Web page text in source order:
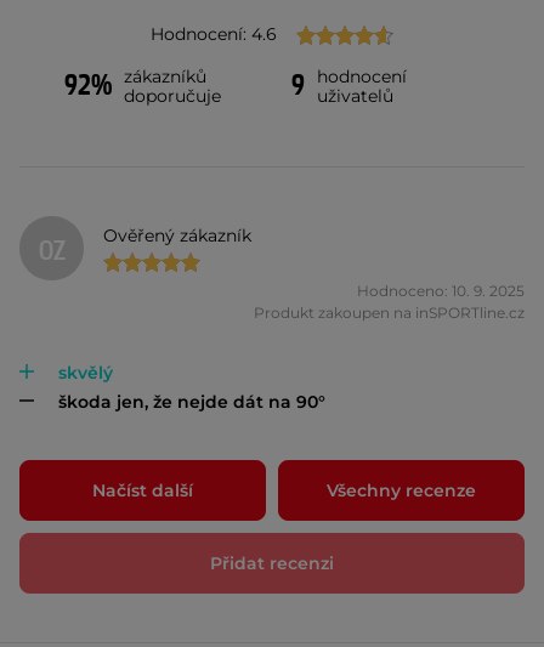
Hodnocení: 4.6
92% zákazníků
doporučuje
9
hodnocení
uživatelů
OZ Ověřený zákazník
Hodnoceno: 10. 9. 2025
Produkt zakoupen na inSPORTline.cz
skvělý
škoda jen, že nejde dát na 90°
Načíst další Všechny recenze
Přidat recenzi